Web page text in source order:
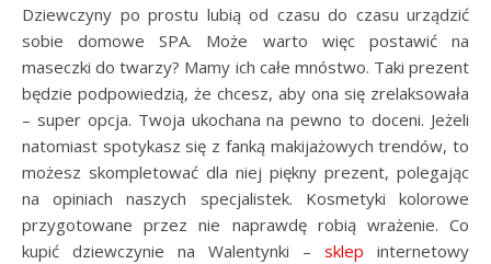
Dziewczyny po prostu lubią od czasu do czasu urządzić
sobie domowe SPA. Może warto więc postawić na
maseczki do twarzy? Mamy ich całe mnóstwo. Taki prezent
będzie podpowiedzią, że chcesz, aby ona się zrelaksowała
– super opcja. Twoja ukochana na pewno to doceni. Jeżeli
natomiast spotykasz się z fanką makijażowych trendów, to
możesz skompletować dla niej piękny prezent, polegając
na opiniach naszych specjalistek. Kosmetyki kolorowe
przygotowane przez nie naprawdę robią wrażenie. Co
kupić dziewczynie na Walentynki – sklep internetowy